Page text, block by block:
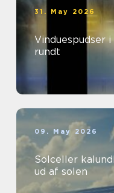
31. May 2026
Vinduespudser
rundt
09. May 2026
Solceller kalundborg sådan
ud af solen